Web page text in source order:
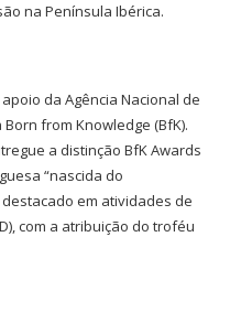
na Península Ibérica.
da Agência Nacional de
from Knowledge (BfK).
a distinção BfK Awards
“nascida do
em atividades de
com a atribuição do troféu